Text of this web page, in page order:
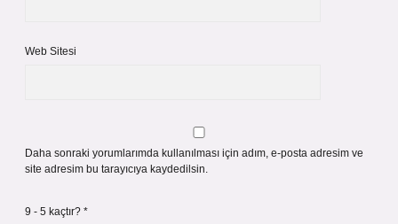
Web Sitesi
Daha sonraki yorumlarımda kullanılması için adım, e-posta adresim ve
site adresim bu tarayıcıya kaydedilsin.
9 - 5 kaçtır? *